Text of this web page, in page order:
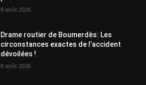
8 août 2026
Drame routier de Boumerdès: Les
circonstances exactes de l’accident
dévoilées !
8 août 2026